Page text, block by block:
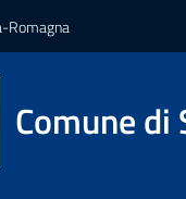
Romagna
Comune